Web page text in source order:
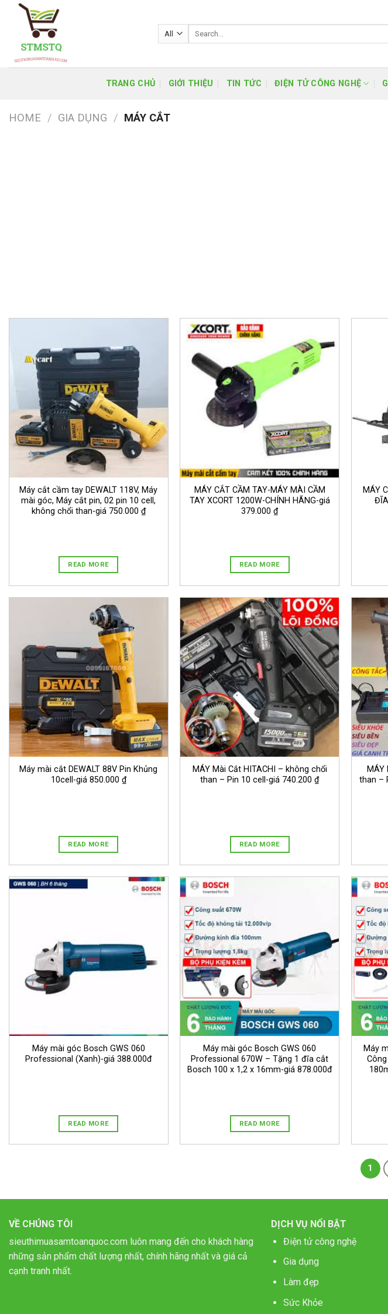
TRANG CHỦ GIỚI THIỆU TIN TỨC ĐIỆN TỬ CÔNG NGHỆ
HOME / GIA DỤNG / MÁY CẮT
Máy cắt cầm tay DEWALT 118V, Máy
mài góc, Máy cắt pin, 02 pin 10 cell,
không chổi than-giá 750.000 ₫
READ MORE
MÁY CẮT CẦM TAY-MÁY MÀI CẦM
TAY XCORT 1200W-CHÍNH HÃNG-giá
379.000 ₫
READ MORE
MÁY
Máy mài cắt DEWALT 88V Pin Khủng
10cell-giá 850.000 ₫
READ MORE
MÁY Mài Cắt HITACHI – không chổi
than – Pin 10 cell-giá 740.200 ₫
READ MORE
than –
Máy mài góc Bosch GWS 060
Professional (Xanh)-giá 388.000đ
READ MORE
Máy mài góc Bosch GWS 060
Professional 670W – Tặng 1 đĩa cắt
Bosch 100 x 1,2 x 16mm-giá 878.000đ
READ MORE
Máy
1
VỀ CHÚNG TÔI
sieuthimuasamtoanquoc.com luôn mang đến cho khách hàng
những sản phẩm chất lượng nhất, chính hãng nhất và giá cả
cạnh tranh nhất.
DỊCH VỤ NỔI BẬT
Điện tử công nghệ
Gia dụng
Làm đẹp
Sức Khỏe